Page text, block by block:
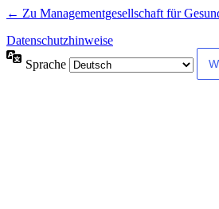
← Zu Managementgesellschaft für
Datenschutzhinweise
Sprache